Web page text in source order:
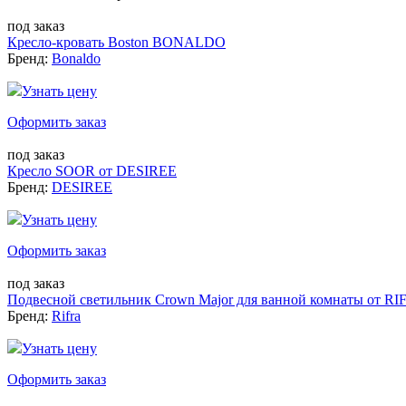
под заказ
Кресло-кровать Boston BONALDO
Бренд: Bonaldo
Узнать цену
Оформить заказ
под заказ
Кресло SOOR от DESIREE
Бренд: DESIREE
Узнать цену
Оформить заказ
под заказ
Подвесной светильник Crown Major для ванной комнаты от
Бренд: Rifra
Узнать цену
Оформить заказ